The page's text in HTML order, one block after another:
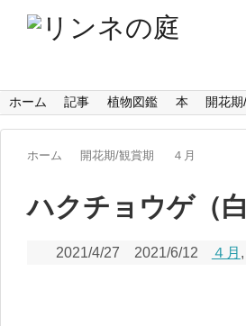
ホーム 記事 植物図鑑 本 開花
ホーム 開花期/観賞期 ４月
ハクチョウゲ（
2021/4/27 2021/6/12 ４月 ,